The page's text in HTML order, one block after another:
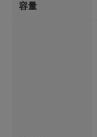
容量